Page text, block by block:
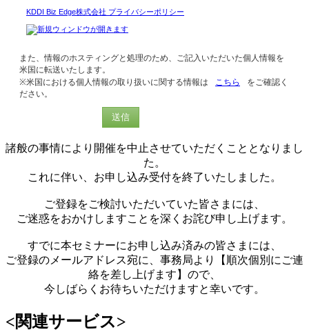
KDDI Biz Edge株式会社 プライバシーポリシー
また、情報のホスティングと処理のため、ご記入いただいた個人情報を
米国に転送いたします。
※米国における個人情報の取り扱いに関する情報は
こちら
をご確認く
ださい。
送信
諸般の事情により開催を中止させていただくこととなりまし
た。
これに伴い、お申し込み受付を終了いたしました。
ご登録をご検討いただいていた皆さまには、
ご迷惑をおかけしますことを深くお詫び申し上げます。
すでに本セミナーにお申し込み済みの皆さまには、
ご登録のメールアドレス宛に、事務局より【順次個別にご連
絡を差し上げます】ので、
今しばらくお待ちいただけますと幸いです。
<関連サービス>